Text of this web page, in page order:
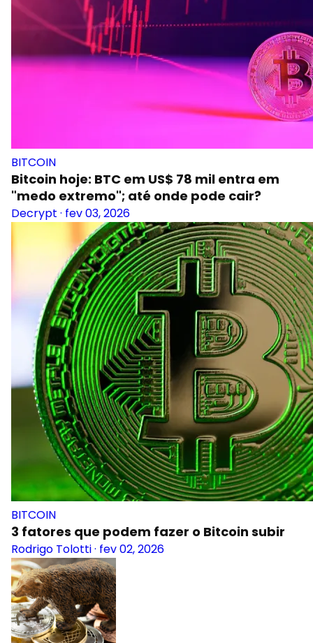
BITCOIN
Bitcoin hoje: BTC em US$ 78 mil entra em
"medo extremo"; até onde pode cair?
Decrypt · fev 03, 2026
BITCOIN
3 fatores que podem fazer o Bitcoin subir
Rodrigo Tolotti· fev 02, 2026